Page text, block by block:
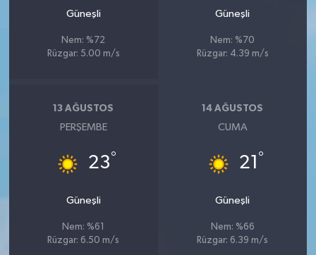
Güneşli
Nem: %72
Rüzgar: 5.00 m/s
Güneşli
Nem: %70
Rüzgar: 4.39 m/s
13 AĞUSTOS
PERŞEMBE
23°
Güneşli
Nem: %61
Rüzgar: 6.50 m/s
14 AĞUSTOS
CUMA
21 °
Güneşli
Nem: %66
Rüzgar: 6.39 m/s